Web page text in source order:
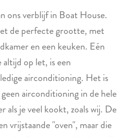
ons verblijf in Boat House.
de perfecte grootte, met
en een keuken. Eén
op let, is een
airconditioning. Het is
airconditioning in de hele
als je veel kookt, zoals wij. De
vrijstaande "oven", maar die